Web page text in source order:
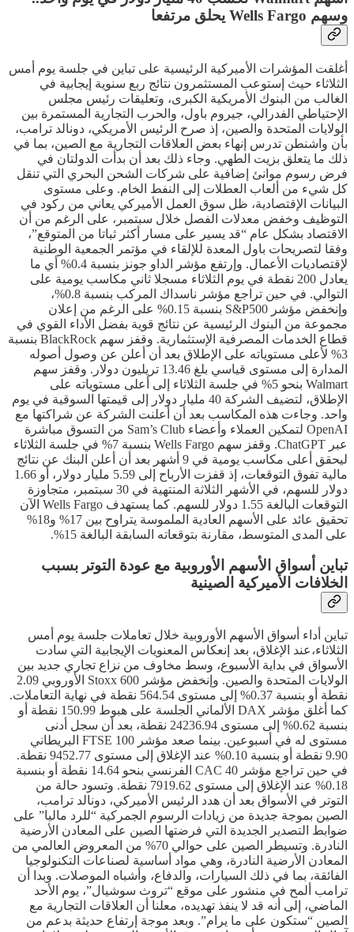
وسهم Wells Fargo يحلق مرتفعا
أغلقت المؤشرات الأميركية الرئيسية على تباين في جلسة يوم أمس
الثلاثاء حيث إستوعب المستثمرون نتائج ربع سنوية إيجابية في
الغالب من البنوك الأمريكية الكبرى، وتعليقات رئيس مجلس
الإحتياطي الفدرالي، جيروم باول، والحرب التجارية المستمرة بين
الولايات المتحدة والصين، إذ صرح الرئيس الأمريكي، دونالد ترامب،
بأن واشنطن تدرس إنهاء بعض العلاقات التجارية مع الصين، بما في
ذلك ما يتعلق بزيت الطهي. وجاء ذلك بعد أن بدأت الدولتان في
فرض رسوم موانئ إضافية على شركات الشحن البحري التي تنقل
كل شيء من ألعاب العطلات إلى النفط الخام. وعلى مستوى
البيانات الإقتصادية، ظل سوق العمل الأميركي يعاني من ركود في
التوظيف وخفض معدلات الفصل خلال سبتمبر، على الرغم من أن
الاقتصاد بشكل عام “قد يسير على مسار أكثر ثباتا من المتوقع”،
وفقا لتصريحات باول المعدة للإلقاء في مؤتمر الجمعية الوطنية
لإقتصاديات الأعمال. وإرتفع مؤشر الداو جونز بنسبة 0.4% أي ما
يعادل 200 نقطة في يوم الثلاثاء مسجلا ثاني مكاسب يومية على
التوالي. في حين تراجع مؤشر ناسداك المركب بنسبة 0.8%،
وإنخفض مؤشر S&P500 بنسبة 0.15% على الرغم من إعلان
مجموعة من البنوك الرئيسية عن نتائج قوية بفضل الأداء القوي في
قطاع الخدمات المصرفية الإستثمارية. وقفز سهم BlackRock بنسبة
3% لأعلى مستوياته على الإطلاق بعد أن أعلن عن وصول أصوله
المدارة إلى مستوى قياسي بلغ 13.46 تريليون دولار. وقفز سهم
Walmart بنحو 5% في جلسة الثلاثاء إلى أعلى مستوياته على
الإطلاق، لتضيف الشركة 40 مليار دولار إلى قيمتها السوقية في يوم
واحد. وجاءت هذه المكاسب بعد أن أعلنت الشركة عن شراكتها مع
OpenAI لتمكين العملاء وأعضاء Sam’s Club من التسوق مباشرة
عبر ChatGPT. وقفز سهم Wells Fargo بنسبة 7% في جلسة الثلاثاء
ليحقق أعلى مكاسب يومية في 9 أشهر بعد أن أعلن البنك عن نتائج
مالية تفوق التوقعات، إذ قفزت الأرباح إلى 5.59 مليار دولار، أو 1.66
دولار للسهم، في الأشهر الثلاثة المنتهية في 30 سبتمبر، متجاوزة
التوقعات البالغة 1.55 دولار للسهم. كما يستهدف Wells Fargo الآن
تحقيق عائد على الأسهم العادية الملموسة يتراوح بين 17% و18%
على المدى المتوسط، مقارنة بتوقعاته السابقة البالغة 15%.
تباين أسواق الأسهم الأوروبية مع عودة التوتر بسبب
الخلافات الأميركية الصينية
تباين أداء أسواق الأسهم الأوروبية خلال تعاملات جلسة يوم أمس
الثلاثاء،عند الإغلاق، بعد إنعكاس المعنويات الإيجابية التي سادت
الأسواق في بداية الأسبوع، وسط مخاوف من نزاع تجاري جديد بين
الولايات المتحدة والصين. وإنخفض مؤشر Stoxx 600 الأوروبي 2.09
نقطة أو بنسبة 0.37% إلى مستوى 564.54 نقطة في نهاية التعاملات.
كما أغلق مؤشر DAX الألماني الجلسة على هبوط 150.99 نقطة أو
بنسبة 0.62% إلى مستوى 24236.94 نقطة، بعد أن سجل أدنى
مستوى له في أسبوعين. بينما صعد مؤشر FTSE 100 البريطاني
9.90 نقطة أو بنسبة 0.10% عند الإغلاق إلى مستوى 9452.77 نقطة.
في حين تراجع مؤشر CAC 40 الفرنسي بنحو 14.64 نقطة أو بنسبة
0.18% عند الإغلاق إلى مستوى 7919.62 نقطة. وتسود حالة من
التوتر في الأسواق بعد أن هدد الرئيس الأميركي، دونالد ترامب،
الصين بموجة جديدة من زيادات الرسوم الجمركية “للرد ماليا” على
ضوابط التصدير الجديدة التي فرضتها الصين على المعادن الأرضية
النادرة. وتسيطر الصين على حوالي 70% من المعروض العالمي من
المعادن الأرضية النادرة، وهي مواد أساسية لصناعات التكنولوجيا
الفائقة، بما في ذلك السيارات، والدفاع، وأشباه الموصلات. وبدا أن
ترامب ألمح في منشور على موقع “تروث سوشيال”، يوم الأحد
الماضي، إلى أنه قد لا ينفذ تهديده، معلنا أن العلاقات التجارية مع
الصين “ستكون على ما يرام”. وبعد موجة إرتفاع حديثة بدعم من